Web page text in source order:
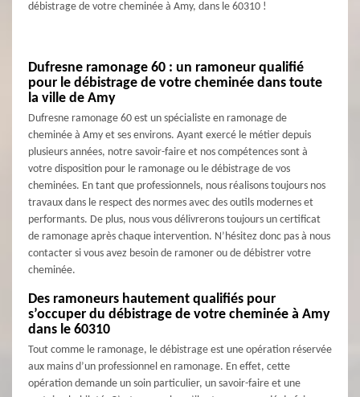
débistrage de votre cheminée à Amy, dans le 60310 !
Dufresne ramonage 60 : un ramoneur qualifié
pour le débistrage de votre cheminée dans toute
la ville de Amy
Dufresne ramonage 60 est un spécialiste en ramonage de
cheminée à Amy et ses environs. Ayant exercé le métier depuis
plusieurs années, notre savoir-faire et nos compétences sont à
votre disposition pour le ramonage ou le débistrage de vos
cheminées. En tant que professionnels, nous réalisons toujours nos
travaux dans le respect des normes avec des outils modernes et
performants. De plus, nous vous délivrerons toujours un certificat
de ramonage après chaque intervention. N’hésitez donc pas à nous
contacter si vous avez besoin de ramoner ou de débistrer votre
cheminée.
Des ramoneurs hautement qualifiés pour
s’occuper du débistrage de votre cheminée à Amy
dans le 60310
Tout comme le ramonage, le débistrage est une opération réservée
aux mains d’un professionnel en ramonage. En effet, cette
opération demande un soin particulier, un savoir-faire et une